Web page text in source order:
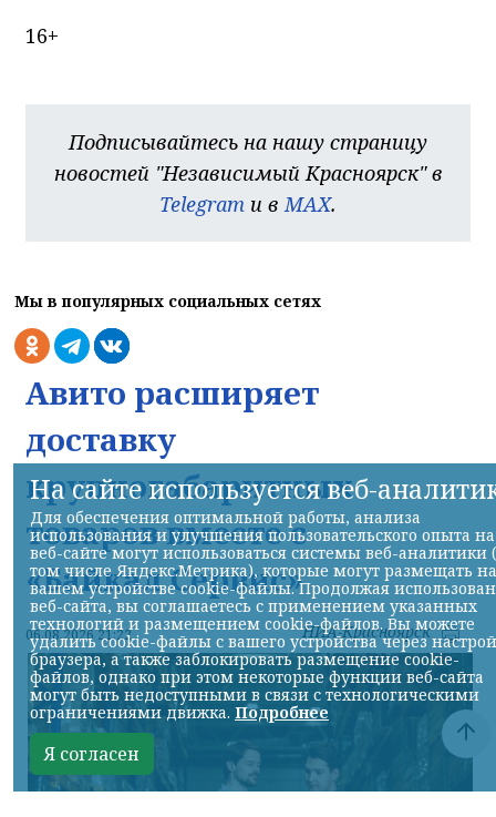
16+
Подписывайтесь на нашу страницу
новостей "Независимый Красноярск" в
Telegram и вMAX.
Мы в популярных социальных сетях
Авито расширяет
доставку
крупногабаритных
товаров вместе с
«Байкал Сервис»
06.08.2026 21:22 НИА-Красноярск
На сайте используется веб-
Для обеспечения оптимальной работы, анализа
использования и улучшения пользовательского опыта на
веб-сайте могут использоваться системы веб-аналитики
том числе Яндекс.Метрика), которые могут размещать на
вашем устройстве cookie-файлы. Продолжая
веб-сайта, вы соглашаетесь с применением указанных
технологий и размещением cookie-файлов. Вы можете
удалить cookie-файлы с вашего устройства через
браузера, а также заблокировать размещение cookie-
файлов, однако при этом некоторые функции веб-сайта
могут быть недоступными в связи с технологическими
ограничениями движка. Подробнее
Я согласен